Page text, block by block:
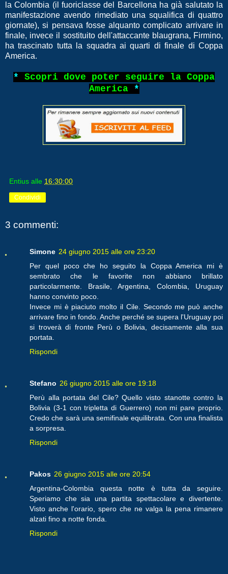
la Colombia (il fuoriclasse del Barcellona ha già salutato la
manifestazione avendo rimediato una squalifica di quattro
giornate), si pensava fosse alquanto complicato arrivare in
finale, invece il sostituito dell'attaccante blaugrana, Firmino,
ha trascinato tutta la squadra ai quarti di finale di Coppa
America.
* Scopri dove poter seguire la Coppa
America*
Entius alle 16:30:00
Condividi
3 commenti:
Simone 24 giugno 2015 alle ore 23:20
Per quel poco che ho seguito la Coppa America mi è
sembrato che le favorite non abbiano brillato
particolarmente. Brasile, Argentina, Colombia, Uruguay
hanno convinto poco.
Invece mi è piaciuto molto il Cile. Secondo me può anche
arrivare fino in fondo. Anche perché se supera l'Uruguay poi
si troverà di fronte Perù o Bolivia, decisamente alla sua
portata.
Rispondi
Stefano 26 giugno 2015 alle ore 19:18
Perù alla portata del Cile? Quello visto stanotte contro la
Bolivia (3-1 con tripletta di Guerrero) non mi pare proprio.
Credo che sarà una semifinale equilibrata. Con una finalista
a sorpresa.
Rispondi
Pakos 26 giugno 2015 alle ore 20:54
Argentina-Colombia questa notte è tutta da seguire.
Speriamo che sia una partita spettacolare e divertente.
Visto anche l'orario, spero che ne valga la pena rimanere
alzati fino a notte fonda.
Rispondi